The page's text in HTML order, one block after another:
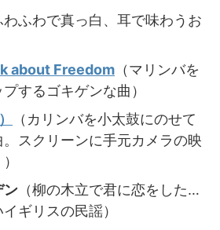
わふわで真っ白、耳で味わうお
about Freedom （マリンバを
するゴキゲンな曲）
（カリンバを小太鼓にのせて
スクリーンに手元カメラの映
ン （柳の木立で君に恋をした…
ギリスの民謡）